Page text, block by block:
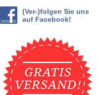
(Ver-)folgen Sie uns
auf Facebook!